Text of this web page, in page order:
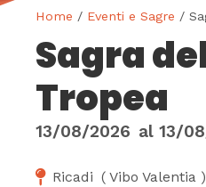
Home / Eventi e Sagre /
Sagra
Tropea
13/08/2026 al 13/
Ricadi ( Vibo Valentia )